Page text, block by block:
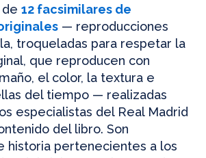
12 facsimilares de
— reproducciones
troqueladas para respetar la
que reproducen con
el color, la textura e
del tiempo — realizadas
especialistas del Real Madrid
del libro. Son
historia pertenecientes a los